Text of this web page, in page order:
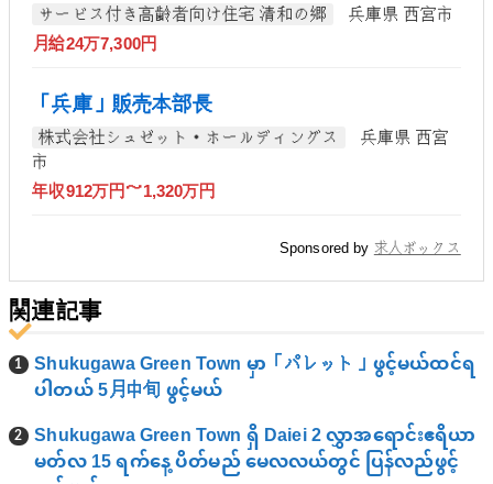
サービス付き高齢者向け住宅 清和の郷
兵庫県 西宮市
月給24万7,300円
「兵庫」販売本部長
株式会社シュゼット・ホールディングス
兵庫県 西宮
市
年収912万円～1,320万円
Sponsored by 求人ボックス
関連記事
Shukugawa Green Town မှာ「パレット」ဖွင့်မယ်ထင်ရ
ပါတယ် 5月中旬 ဖွင့်မယ်
Shukugawa Green Town ရှိ Daiei 2 လွှာအရောင်းဧရိယာ
မတ်လ 15 ရက်နေ့ ပိတ်မည် မေလလယ်တွင် ပြန်လည်ဖွင့်